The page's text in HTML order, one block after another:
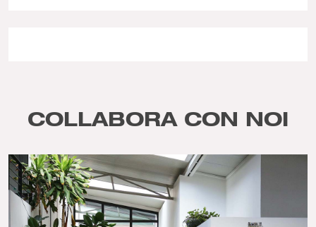
COLLABORA CON NOI